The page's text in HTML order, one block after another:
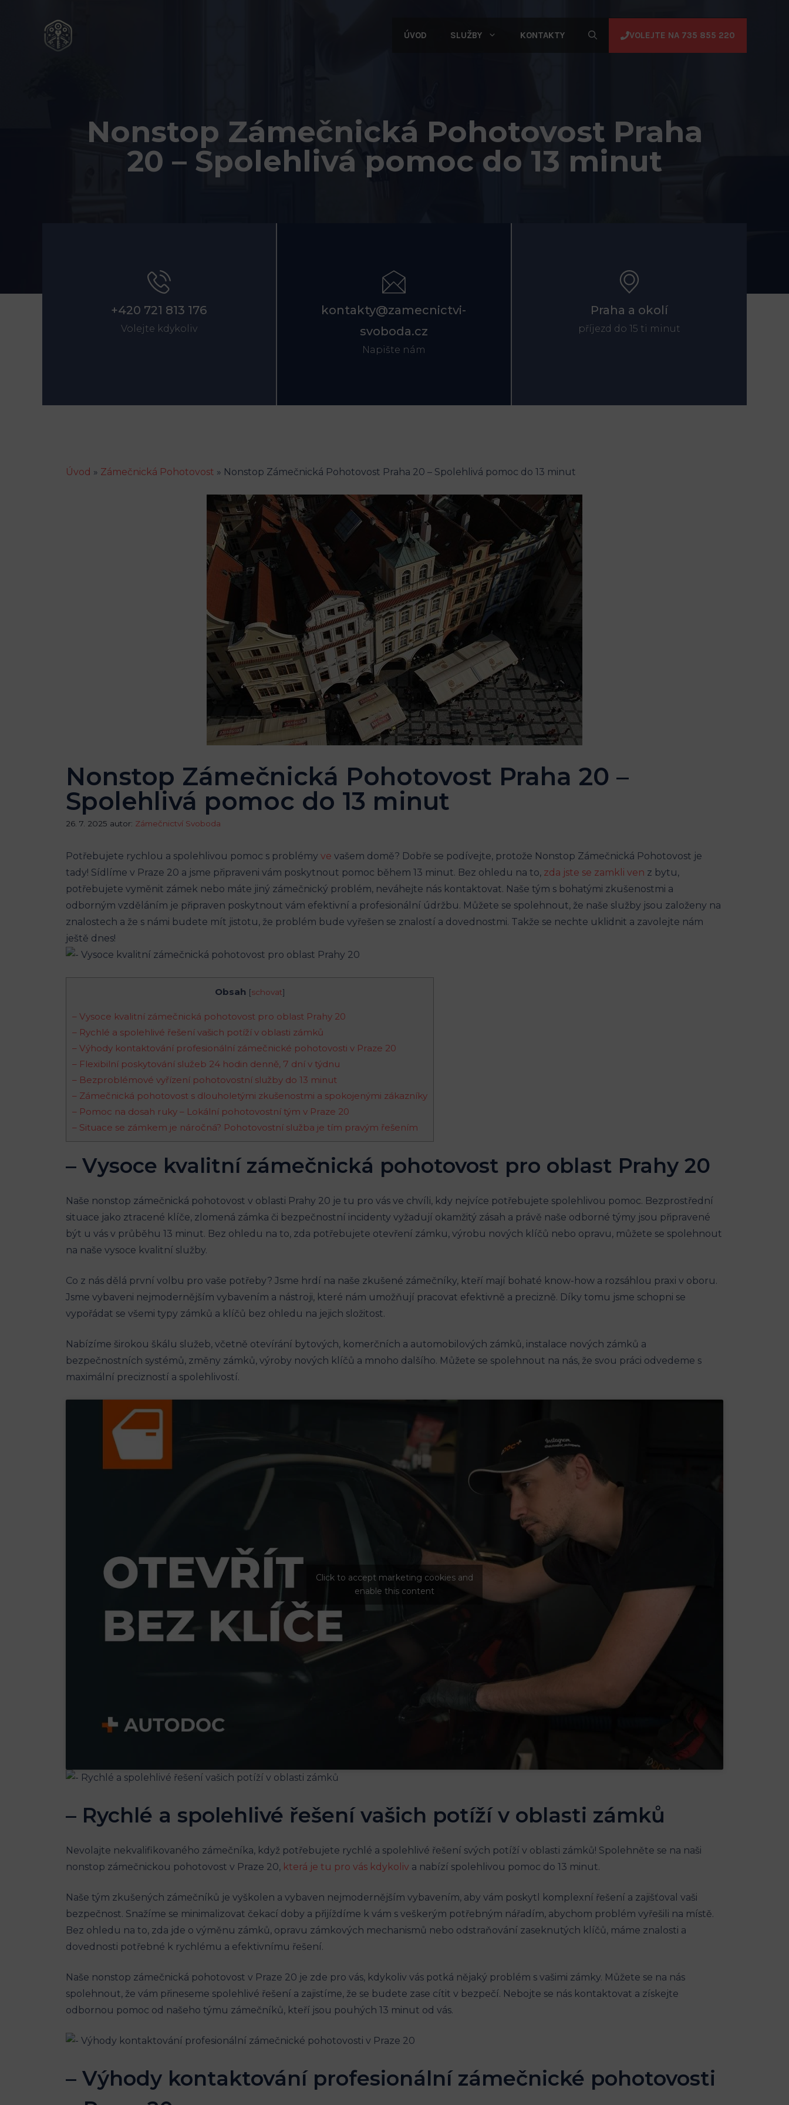
ÚVOD SLUŽBY KONTAKTY VOLEJTE NA 735 855 220
Nonstop Zámečnická Pohotovost Praha
20 – Spolehlivá pomoc do 13 minut
+420 721 813 176
Volejte kdykoliv
kontakty@zamecnictvi-
svoboda.cz
Napište nám
Praha a okolí
příjezd do 15 ti minut
Úvod » Zámečnická Pohotovost » Nonstop Zámečnická Pohotovost Praha 20 – Spolehlivá pomoc do 13 minut
Nonstop Zámečnická Pohotovost Praha 20 –
Spolehlivá pomoc do 13 minut
26. 7. 2025 autor: Zámečnictví Svoboda
Potřebujete rychlou a spolehlivou pomoc s problémy ve vašem domě? Dobře se podívejte, protože Nonstop Zámečnická Pohotovost je
tady! Sídlíme v Praze 20 a jsme připraveni vám poskytnout pomoc během 13 minut. Bez ohledu na to, zda jste se zamkli ven z bytu,
potřebujete vyměnit zámek nebo máte jiný zámečnický problém, neváhejte nás kontaktovat. Naše tým s bohatými zkušenostmi a
odborným vzděláním je připraven poskytnout vám efektivní a profesionální údržbu. Můžete se spolehnout, že naše služby jsou založeny na
znalostech a že s námi budete mít jistotu, že problém bude vyřešen se znalostí a dovednostmi. Takže se nechte uklidnit a zavolejte nám
ještě dnes!
Obsah [schovat]
– Vysoce kvalitní zámečnická pohotovost pro oblast Prahy 20
– Rychlé a spolehlivé řešení vašich potíží v oblasti zámků
– Výhody kontaktování profesionální zámečnické pohotovosti v Praze 20
– Flexibilní poskytování služeb 24 hodin denně, 7 dní v týdnu
– Bezproblémové vyřízení pohotovostní služby do 13 minut
– Zámečnická pohotovost s dlouholetými zkušenostmi a spokojenými zákazníky
– Pomoc na dosah ruky – Lokální pohotovostní tým v Praze 20
– Situace se zámkem je náročná? Pohotovostní služba je tím pravým řešením
– Vysoce kvalitní zámečnická pohotovost pro oblast Prahy 20
Naše nonstop zámečnická pohotovost v oblasti Prahy 20 je tu pro vás ve chvíli, kdy nejvíce potřebujete spolehlivou pomoc. Bezprostřední
situace jako ztracené klíče, zlomená zámka či bezpečnostní incidenty vyžadují okamžitý zásah a právě naše odborné týmy jsou připravené
být u vás v průběhu 13 minut. Bez ohledu na to, zda potřebujete otevření zámku, výrobu nových klíčů nebo opravu, můžete se spolehnout
na naše vysoce kvalitní služby.
Co z nás dělá první volbu pro vaše potřeby? Jsme hrdí na naše zkušené zámečníky, kteří mají bohaté know-how a rozsáhlou praxi v oboru.
Jsme vybaveni nejmodernějším vybavením a nástroji, které nám umožňují pracovat efektivně a precizně. Díky tomu jsme schopni se
vypořádat se všemi typy zámků a klíčů bez ohledu na jejich složitost.
Nabízíme širokou škálu služeb, včetně otevírání bytových, komerčních a automobilových zámků, instalace nových zámků a
bezpečnostních systémů, změny zámků, výroby nových klíčů a mnoho dalšího. Můžete se spolehnout na nás, že svou práci odvedeme s
maximální precizností a spolehlivostí.
Click to accept marketing cookies and
enable this content
– Rychlé a spolehlivé řešení vašich potíží v oblasti zámků
Nevolajte nekvalifikovaného zámečníka, když potřebujete rychlé a spolehlivé řešení svých potíží v oblasti zámků! Spolehněte se na naši
nonstop zámečnickou pohotovost v Praze 20, která je tu pro vás kdykoliv a nabízí spolehlivou pomoc do 13 minut.
Naše tým zkušených zámečníků je vyškolen a vybaven nejmodernějším vybavením, aby vám poskytl komplexní řešení a zajišťoval vaši
bezpečnost. Snažíme se minimalizovat čekací doby a přijíždíme k vám s veškerým potřebným nářadím, abychom problém vyřešili na místě.
Bez ohledu na to, zda jde o výměnu zámků, opravu zámkových mechanismů nebo odstraňování zaseknutých klíčů, máme znalosti a
dovednosti potřebné k rychlému a efektivnímu řešení.
Naše nonstop zámečnická pohotovost v Praze 20 je zde pro vás, kdykoliv vás potká nějaký problém s vašimi zámky. Můžete se na nás
spolehnout, že vám přineseme spolehlivé řešení a zajistíme, že se budete zase cítit v bezpečí. Nebojte se nás kontaktovat a získejte
odbornou pomoc od našeho týmu zámečníků, kteří jsou pouhých 13 minut od vás.
– Výhody kontaktování profesionální zámečnické pohotovosti